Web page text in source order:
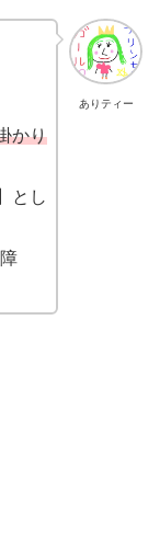
ありティー
かり
とし